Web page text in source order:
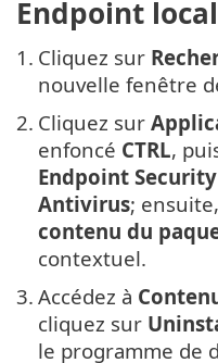
Endpoint
1. Cliquez sur
nouvelle fenêtre
2. Cliquez sur
enfoncé CTRL,
Endpoint Security
Antivirus;
contenu du
contextuel.
3. Accédez à
cliquez sur
le programme de